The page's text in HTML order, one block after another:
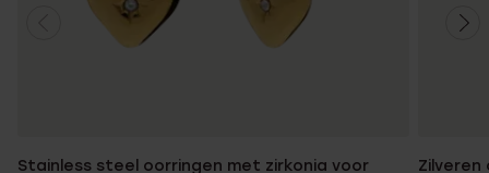
Stainless steel oorringen met zirkonia voor